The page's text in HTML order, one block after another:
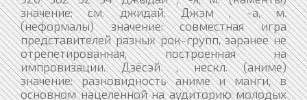
значение: см. джидай. Джэм , -а, м.
(неформалы) значение: совместная игра
представителей разных рок-групп, заранее не
отрепетированная, построенная на
импровизации. Дзёсэй , нескл. (аниме)
значение: разновидность аниме и манги, в
основном нацеленной на аудиторию молодых